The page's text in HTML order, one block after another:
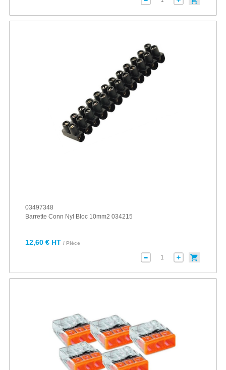
03497348
Barrette Conn Nyl Bloc 10mm2 034215
12,60 € HT / Pièce